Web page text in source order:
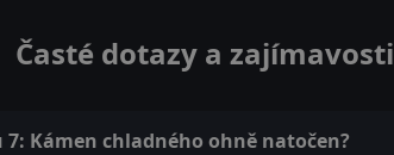
Časté dotazy a zajímavosti
Kámen chladného ohně natočen?